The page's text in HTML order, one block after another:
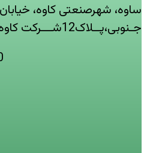
ساوه، شهرصنعتی کاوه، خیابان
جـنوبی،پــلاک12شـــرکت کاوه‌سلولز‌زرین